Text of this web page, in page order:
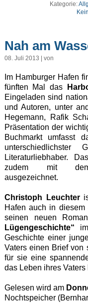
Kategorie:
Nah am
08. Juli 2013 | von
Im Hamburger Hafen
fünften Mal das
Eingeladen sind
und Autoren, unter
Hegemann, Rafik
Präsentation der
Buchmarkt umfasst
Literaturliebhaber.
zudem mit dem
ausgezeichnet.
Christoph Leuchter
Hafen auch in
seinen neuen
Lügengeschichte“
Geschichte einer
Vaters einen Brief von
für sie eine
das Leben ihres Vaters
Gelesen wird am
Nochtspeicher